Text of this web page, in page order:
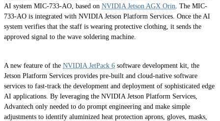
AI system MIC-733-AO, based on NVIDIA Jetson AGX Orin . The MIC-
733-AO is integrated with NVIDIA Jetson Platform Services. Once the AI
system verifies that the staff is wearing protective clothing, it sends the
approved signal to the wave soldering machine.
A new feature of the NVIDIA JetPack 6 software development kit, the
Jetson Platform Services provides pre-built and cloud-native software
services to fast-track the development and deployment of sophisticated edge
AI applications. By leveraging the NVIDIA Jetson Platform Services,
Advantech only needed to do prompt engineering and make simple
adjustments to identify aluminized heat protection aprons, gloves, masks,